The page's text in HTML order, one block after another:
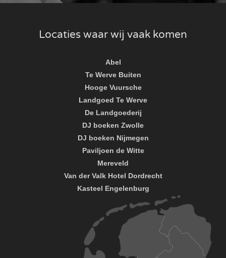
Locaties waar wij vaak komen
Abel
Te Werve Buiten
Hooge Vuursche
Landgoed Te Werve
De Landgoederij
DJ boeken Zwolle
DJ boeken Nijmegen
Paviljoen de Witte
Mereveld
Van der Valk Hotel Dordrecht
Kasteel Engelenburg